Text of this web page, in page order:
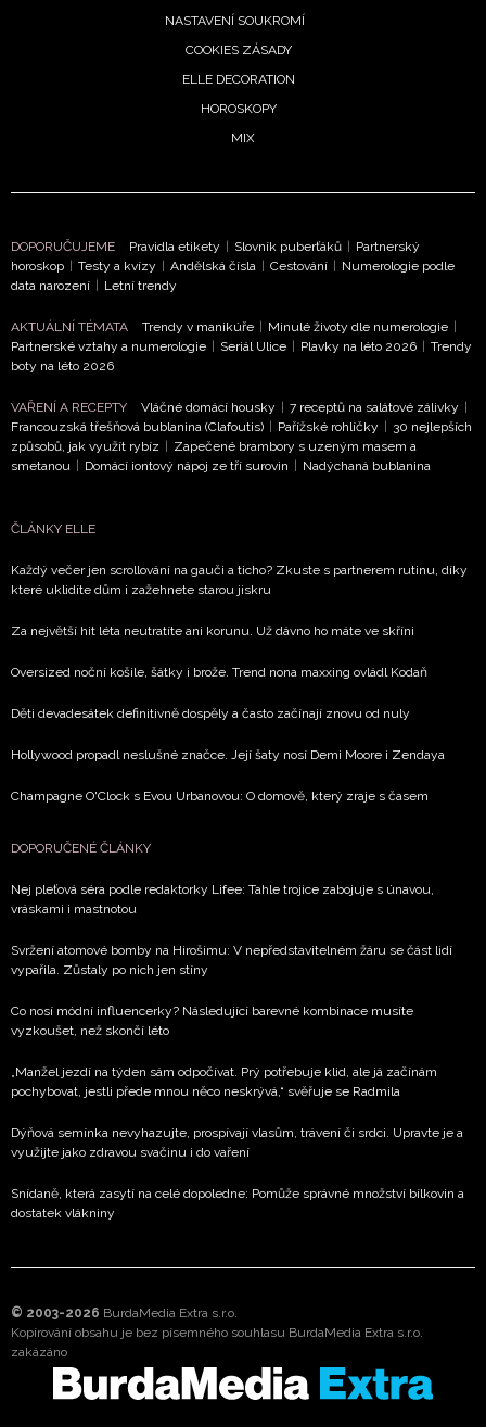
ODESLAT
ochrany soukromí- BurdaMedia Extra s.r.o. bude s
Vašimi údaji pracovat zejména k organizaci a
informace od našich partnerů? Pokud souhlasíte se
zpracováním údajů k tomuto účelu podle
Zásad ochrany
NASTAVENÍ SOUKROMÍ
COOKIES ZÁSADY
ELLE DECORATION
HOROSKOPY
MIX
DOPORUČUJEME Pravidla etikety | Slovník puberťáků | Partnerský
horoskop | Testy a kvízy | Andělská čísla | Cestování | Numerologie podle
data narození | Letní trendy
AKTUÁLNÍ TÉMATA Trendy v manikúře | Minulé životy dle numerologie |
Partnerské vztahy a numerologie | Seriál Ulice | Plavky na léto 2026 | Trendy
boty na léto 2026
VAŘENÍ A RECEPTY Vláčné domácí housky | 7 receptů na salátové zálivky |
Francouzská třešňová bublanina (Clafoutis) | Pařížské rohlíčky | 30 nejlepších
způsobů, jak využít rybíz | Zapečené brambory s uzeným masem a
smetanou | Domácí iontový nápoj ze tří surovin | Nadýchaná bublanina
ČLÁNKY ELLE
Každý večer jen scrollování na gauči a ticho? Zkuste s partnerem rutinu, díky
které uklidíte dům i zažehnete starou jiskru
Za největší hit léta neutratíte ani korunu. Už dávno ho máte ve skříni
Oversized noční košile, šátky i brože. Trend nona maxxing ovládl Kodaň
Děti devadesátek definitivně dospěly a často začínají znovu od nuly
Hollywood propadl neslušné značce. Její šaty nosí Demi Moore i Zendaya
Champagne O'Clock s Evou Urbanovou: O domově, který zraje s časem
DOPORUČENÉ ČLÁNKY
Nej pleťová séra podle redaktorky Lifee: Tahle trojice zabojuje s únavou,
vráskami i mastnotou
Svržení atomové bomby na Hirošimu: V nepředstavitelném žáru se část lidí
vypařila. Zůstaly po nich jen stíny
Co nosí módní influencerky? Následující barevné kombinace musíte
vyzkoušet, než skončí léto
„Manžel jezdí na týden sám odpočívat. Prý potřebuje klid, ale já začínám
pochybovat, jestli přede mnou něco neskrývá,“ svěřuje se Radmila
Dýňová semínka nevyhazujte, prospívají vlasům, trávení či srdci. Upravte je a
využijte jako zdravou svačinu i do vaření
Snídaně, která zasytí na celé dopoledne: Pomůže správné množství bílkovin a
dostatek vlákniny
© 2003-2026 BurdaMedia Extra s.r.o.
Kopírování obsahu je bez písemného souhlasu BurdaMedia Extra s.r.o.
zakázáno